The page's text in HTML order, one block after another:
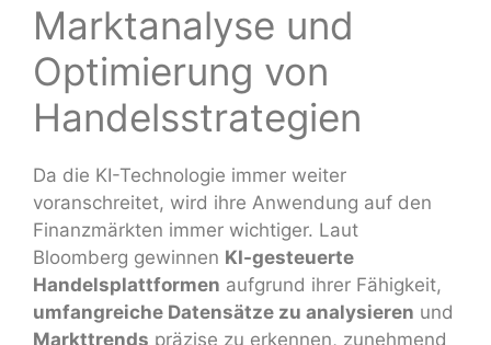
Marktanalyse und
Optimierung von
Handelsstrategien
Da die KI-Technologie immer weiter
voranschreitet, wird ihre Anwendung auf den
Finanzmärkten immer wichtiger. Laut
Bloomberg gewinnen KI-gesteuerte
Handelsplattformen aufgrund ihrer Fähigkeit,
umfangreiche Datensätze zu analysieren und
Markttrends präzise zu erkennen, zunehmend